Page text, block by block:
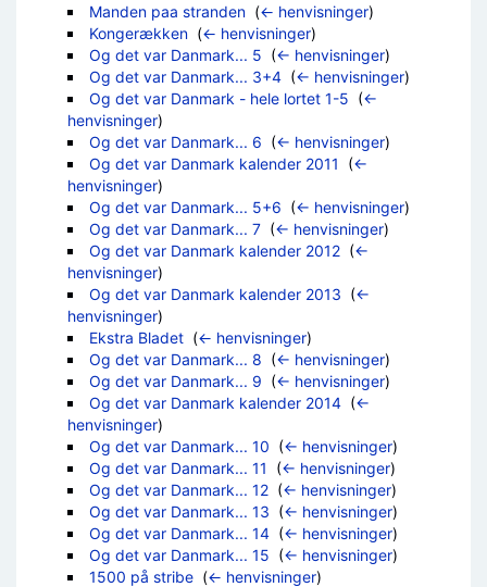
Manden paa stranden‎ (← henvisninger)
Kongerækken‎ (← henvisninger)
Og det var Danmark... 5 (← henvisninger)
Og det var Danmark... 3+4‎ (← henvisninger)
Og det var Danmark - hele lortet 1-5 (←
henvisninger)
Og det var Danmark... 6 (← henvisninger)
Og det var Danmark kalender 2011
(←
henvisninger)
Og det var Danmark... 5+6 (← henvisninger)
Og det var Danmark... 7‎ (← henvisninger)
Og det var Danmark kalender 2012‎ (←
henvisninger)
Og det var Danmark kalender 2013 (←
henvisninger)
Ekstra Bladet‎ (← henvisninger)
Og det var Danmark... 8 (← henvisninger)
Og det var Danmark... 9 (← henvisninger)
Og det var Danmark kalender 2014‎ (←
henvisninger)
Og det var Danmark... 10 (← henvisninger)
Og det var Danmark... 11
(← henvisninger)
Og det var Danmark... 12‎ (← henvisninger)
Og det var Danmark... 13 (← henvisninger)
Og det var Danmark... 14‎ (← henvisninger)
Og det var Danmark... 15 (← henvisninger)
1500 på stribe‎ (← henvisninger)